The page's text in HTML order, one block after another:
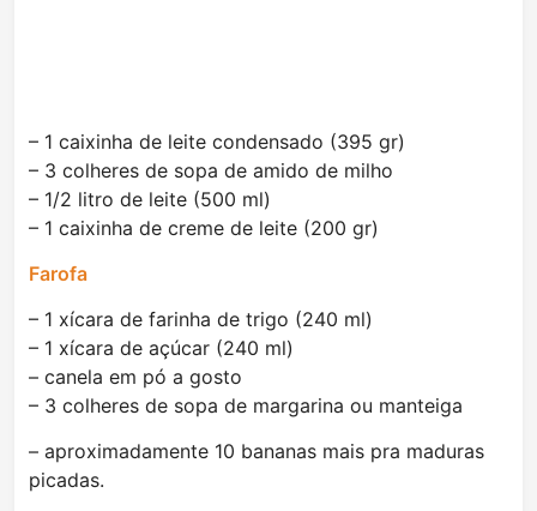
– 1 caixinha de leite condensado (395 gr)
– 3 colheres de sopa de amido de milho
– 1/2 litro de leite (500 ml)
– 1 caixinha de creme de leite (200 gr)
Farofa
– 1 xícara de farinha de trigo (240 ml)
– 1 xícara de açúcar (240 ml)
– canela em pó a gosto
– 3 colheres de sopa de margarina ou manteiga
– aproximadamente 10 bananas mais pra maduras
picadas.